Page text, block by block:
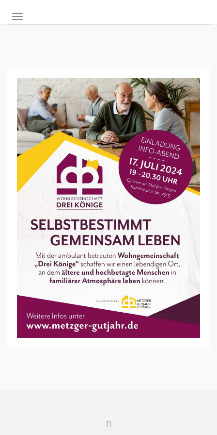
NAVIGATION UMSCHALTEN